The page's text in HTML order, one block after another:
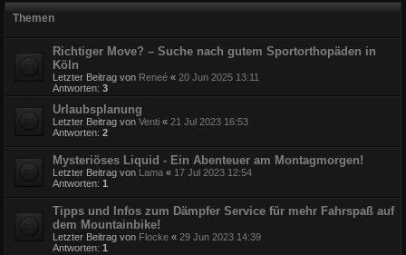
Themen
Richtiger Move? – Suche nach gutem Sportorthopäden in
Köln
Letzter Beitrag von Reneé « 20 Jun 2025 13:11
Antworten: 3
Urlaubsplanung
Letzter Beitrag von Venti « 21 Jul 2023 16:53
Antworten: 2
Mysteriöses Liquid - Ein Abenteuer am Montagmorgen!
Letzter Beitrag von Lama « 17 Jul 2023 12:54
Antworten: 1
Tipps und Infos zum Dämpfer Service für mehr Fahrspaß auf
dem Mountainbike!
Letzter Beitrag von Flocke « 29 Jun 2023 14:39
Antworten: 1